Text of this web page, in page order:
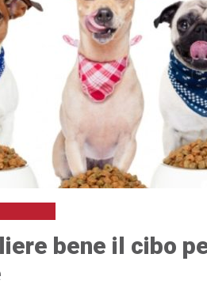
bene il cibo